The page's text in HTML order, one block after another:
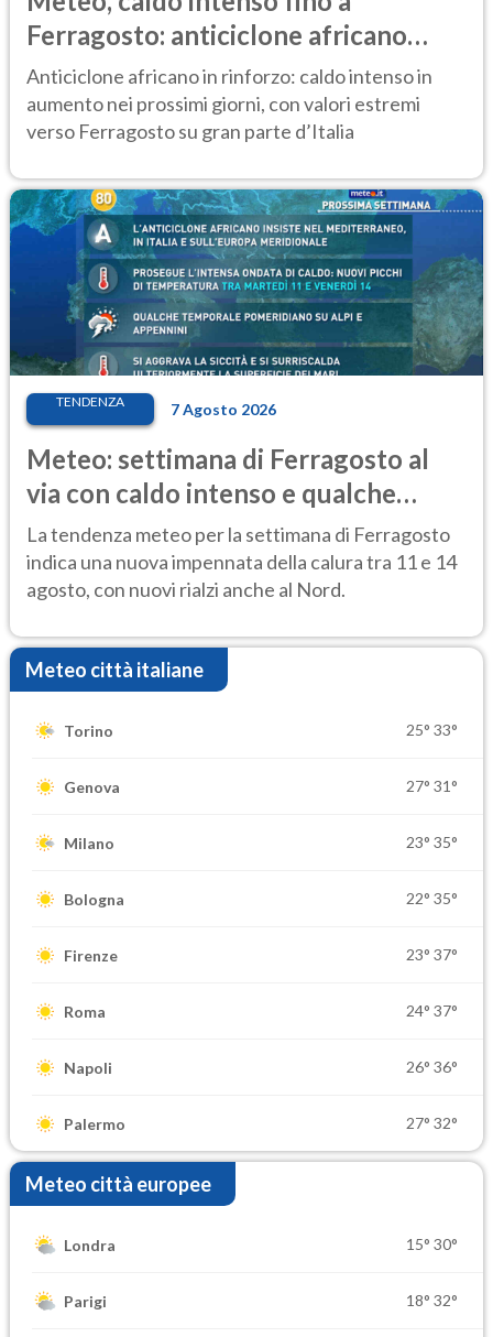
Ferragosto: anticiclone africano
ancora protagonista
Anticiclone africano in rinforzo: caldo intenso in
aumento nei prossimi giorni, con valori estremi
verso Ferragosto su gran parte d’Italia
TENDENZA 7 Agosto 2026
Meteo: settimana di Ferragosto al
via con caldo intenso e qualche
temporale
La tendenza meteo per la settimana di Ferragosto
indica una nuova impennata della calura tra 11 e 14
agosto, con nuovi rialzi anche al Nord.
Meteo città italiane
Torino 25° 33°
Genova 27° 31°
Milano 23° 35°
Bologna 22° 35°
Firenze 23° 37°
Roma 24° 37°
Napoli 26° 36°
Palermo 27° 32°
Meteo città europee
Londra 15° 30°
Parigi 18° 32°